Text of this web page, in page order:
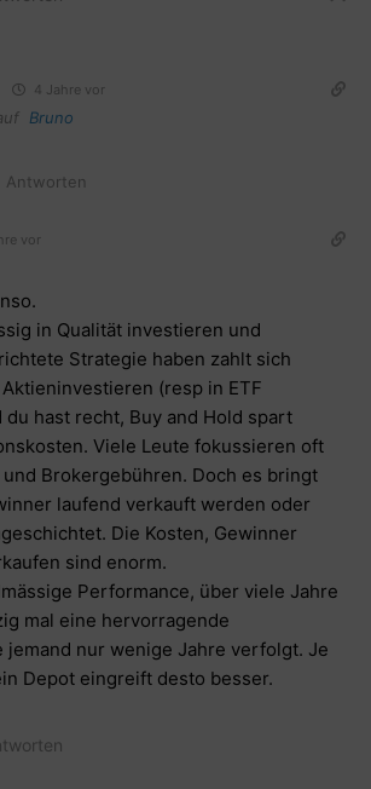
4 Jahre vor
Bruno
Antworten
vor
in Qualität investieren und
Strategie haben zahlt sich
(resp in ETF
hast recht, Buy and Hold spart
Viele Leute fokussieren oft
Brokergebühren. Doch es bringt
laufend verkauft werden oder
Die Kosten, Gewinner
sind enorm.
Performance, über viele Jahre
mal eine hervorragende
jemand nur wenige Jahre verfolgt. Je
Depot eingreift desto besser.